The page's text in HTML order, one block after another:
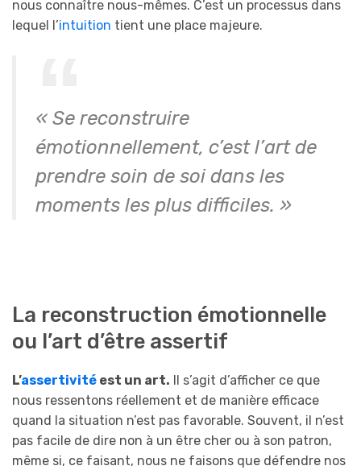
nous connaître nous-mêmes. C’est un processus dans
lequel l’intuition tient une place majeure.
« Se reconstruire
émotionnellement, c’est l’art de
prendre soin de soi dans les
moments les plus difficiles. »
La reconstruction émotionnelle
ou l’art d’être assertif
L’assertivité est un art. Il s’agit d’afficher ce que
nous ressentons réellement et de manière efficace
quand la situation n’est pas favorable. Souvent, il n’est
pas facile de dire non à un être cher ou à son patron,
même si, ce faisant, nous ne faisons que défendre nos